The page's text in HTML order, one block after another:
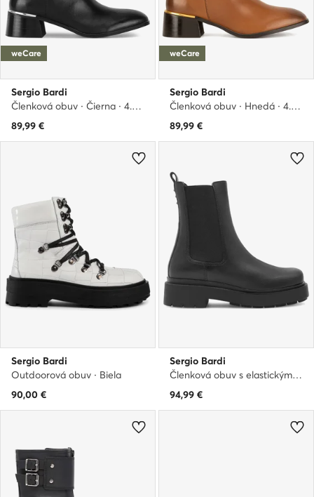
weCare
Sergio Bardi
Členková obuv · Čierna · 4.8 cm
89,99 €
weCare
Sergio Bardi
Členková obuv · Hnedá · 4.5 cm
89,99 €
Sergio Bardi
Outdoorová obuv · Biela
90,00 €
Sergio Bardi
Členková obuv s elastickým prvkom · Čierna
94,99 €